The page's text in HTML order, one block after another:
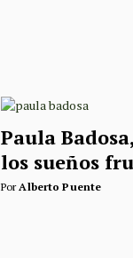
Paula
los sueños
Por Alberto Puente